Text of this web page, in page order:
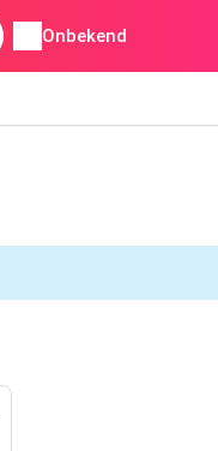
Onbekend